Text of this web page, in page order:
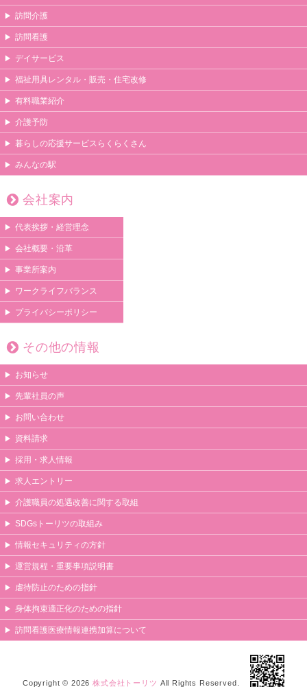
訪問介護
訪問看護
デイサービス
福祉用具レンタル・販売・住宅改修
有料職業紹介
介護予防
暮らしの応援サービスらくらくさん
みんなの駅
会社案内
代表挨拶・経営理念
会社概要・沿革
事業所案内
ワークライフバランス
プライバシーポリシー
その他の情報
お知らせ
先輩社員の声
お問い合わせ
資料請求
採用・求人情報
求人エントリー
介護職員の処遇改善に関する取組
SDGsトーリツの取組み
情報セキュリティの方針
運営規程・重要事項説明書
虐待防止のための指針
身体拘束適正化のための指針
訪問看護医療情報連携加算について
Copyright © 2026株式会社トーリツ All Rights Reserved.